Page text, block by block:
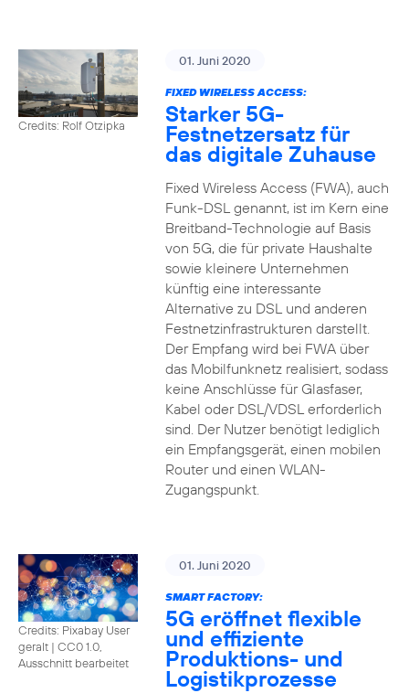
Credits: Rolf Otzipka
01. Juni 2020
FIXED WIRELESS ACCESS:
Starker 5G-
Festnetzersatz für
das digitale Zuhause
Fixed Wireless Access (FWA), auch
Funk-DSL genannt, ist im Kern eine
Breitband-Technologie auf Basis
von 5G, die für private Haushalte
sowie kleinere Unternehmen
künftig eine interessante
Alternative zu DSL und anderen
Festnetzinfrastrukturen darstellt.
Der Empfang wird bei FWA über
das Mobilfunknetz realisiert, sodass
keine Anschlüsse für Glasfaser,
Kabel oder DSL/VDSL erforderlich
sind. Der Nutzer benötigt lediglich
ein Empfangsgerät, einen mobilen
Router und einen WLAN-
Zugangspunkt.
Credits: Pixabay User
geralt | CC0 1.0,
Ausschnitt bearbeitet
01. Juni 2020
SMART FACTORY:
5G eröffnet flexible
und effiziente
Produktions- und
Logistikprozesse